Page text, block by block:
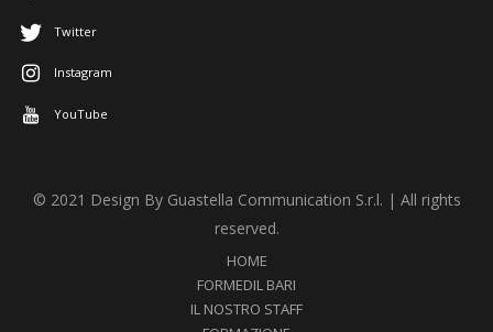
Twitter
Instagram
YouTube
© 2021 Design By Guastella Communication S.r.l. | All rights
reserved.
HOME
FORMEDIL BARI
IL NOSTRO STAFF